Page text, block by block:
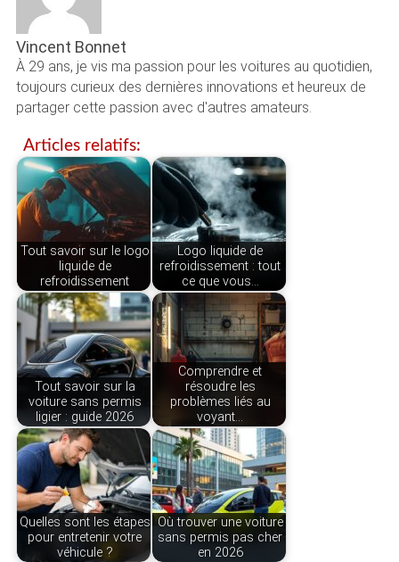
Vincent Bonnet
À 29 ans, je vis ma passion pour les voitures au quotidien,
toujours curieux des dernières innovations et heureux de
partager cette passion avec d'autres amateurs.
Articles relatifs:
Tout savoir sur le logo
liquide de
refroidissement
Logo liquide de
refroidissement : tout
ce que vous…
Tout savoir sur la
voiture sans permis
ligier : guide 2026
Comprendre et
résoudre les
problèmes liés au
voyant…
Quelles sont les étapes
pour entretenir votre
véhicule ?
Où trouver une voiture
sans permis pas cher
en 2026